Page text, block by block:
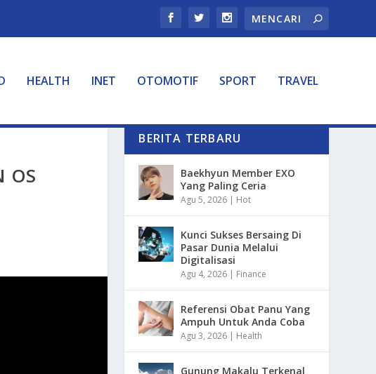
HEALTH INET OTOMOTIF SPORT TRAVEL
OS
BERITA TERBARU
Baekhyun Member EXO
Yang Paling Ceria
Agu 5, 2026 | Hot
Kunci Sukses Bersaing Di
Pasar Dunia Melalui
Digitalisasi
Agu 4, 2026 | Finance
Referensi Obat Panu Yang
Ampuh Untuk Anda Coba
Agu 3, 2026 | Health
Gunung Makalu Terkenal